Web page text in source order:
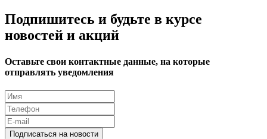
Подпишитесь и будьте в курсе
новостей и акций
Оставьте свои контактные данные, на которые
отправлять уведомления
Подписаться на новости